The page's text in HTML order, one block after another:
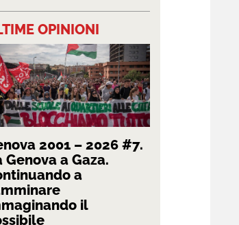
OPINIONI
2001 – 2026 #7.
Genova a Gaza.
a
il